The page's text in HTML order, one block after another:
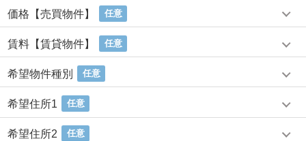
価格【売買物件】 任意
賃料【賃貸物件】 任意
希望物件種別 任意
希望住所1 任意
希望住所2 任意